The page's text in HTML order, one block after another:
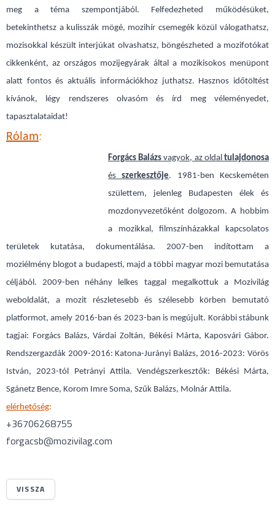
meg a téma szempontjából. Felfedezheted működésüket,
betekinthetsz a kulisszák mögé, mozihír csemegék közül válogathatsz,
mozisokkal készült interjúkat olvashatsz, böngészheted a mozifotókat
cikkenként, az országos mozijegyárak által a mozikisokos menüpont
alatt fontos és aktuális információkhoz juthatsz. Hasznos időtöltést
kívánok, légy rendszeres olvasóm és írd meg véleményedet,
tapasztalataidat!
Rólam:
Forgács Balázs vagyok, az oldaltulajdonosa
ésszerkesztője. 1981-ben Kecskeméten
születtem, jelenleg Budapesten élek és
mozdonyvezetőként dolgozom. A hobbim
a mozikkal, filmszínházakkal kapcsolatos
területek kutatása, dokumentálása. 2007-ben indítottam a
moziélmény blogot a budapesti, majd a többi magyar mozi bemutatása
céljából. 2009-ben néhány lelkes taggal megalkottuk a Mozivilág
weboldalát, a mozit részletesebb és szélesebb körben bemutató
platformot, amely 2016-ban és 2023-ban is megújult. Korábbi stábunk
tagjai: Forgács Balázs, Várdai Zoltán, Békési Márta, Kaposvári Gábor.
Rendszergazdák 2009-2016: Katona-Jurányi Balázs, 2016-2023: Vörös
István, 2023-tól Petrányi Attila. Vendégszerkesztők: Békési Márta,
Sgánetz Bence, Korom Imre Soma, Szűk Balázs, Molnár Attila.
elérhetőség:
+36706268755
forgacsb@mozivilag.com
VISSZA